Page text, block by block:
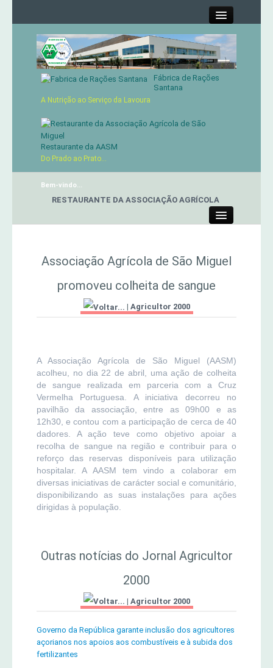
Contactos
Serviços
Produtos
Concursos Micaelenses
Jornal Agricultor 2000
Fábrica de Rações
Santana
A Nutrição ao Serviço da Lavoura
Restaurante da AASM
Do Prado ao Prato...
Bem-vindo...
RESTAURANTE DA ASSOCIAÇÃO AGRÍCOLA
MERCADO AGRÍCOLA DE SANTANA
Associação Agrícola de São Miguel
promoveu colheita de sangue
| Agricultor 2000
A Associação Agrícola de São Miguel (AASM)
acolheu, no dia 22 de abril, uma ação de colheita
de sangue realizada em parceria com a Cruz
Vermelha Portuguesa. A iniciativa decorreu no
pavilhão da associação, entre as 09h00 e as
12h30, e contou com a participação de cerca de 40
dadores. A ação teve como objetivo apoiar a
recolha de sangue na região e contribuir para o
reforço das reservas disponíveis para utilização
hospitalar. A AASM tem vindo a colaborar em
diversas iniciativas de carácter social e comunitário,
disponibilizando as suas instalações para ações
dirigidas à população.
Outras notícias do Jornal Agricultor
2000
| Agricultor 2000
Governo da República garante inclusão dos agricultores
açorianos nos apoios aos combustíveis e à subida dos
fertilizantes